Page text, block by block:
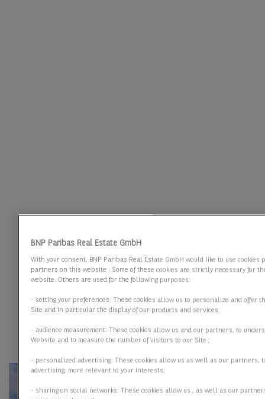
BNP Paribas Real Estate GmbH
With your consent, BNP Paribas Real Estate GmbH would like to use cookies
partners on this website . Some of these cookies are strictly necessary for
website. Others are used for the following purposes:
- setting your preferences: These cookies allow us to personalize and offer
Site and in particular the display of our products and services;
- audience measurement: These cookies allow us and our partners, to
Website and to measure the number of visitors to our Site ;
- personalized advertising: These cookies allow us as well as our partners,
advertising, more relevant to your interests;
- sharing on social networks: These cookies allow us , as well as our